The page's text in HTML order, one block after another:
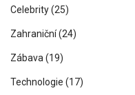
Celebrity(25)
Zahraniční(24)
Zábava(19)
Technologie (17)